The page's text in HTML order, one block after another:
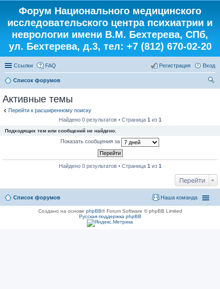
Форум Национального медицинского
исследовательского центра психиатрии и
неврологии имени В.М. Бехтерева, СПб,
ул. Бехтерева, д.3, тел: +7 (812) 670-02-20
Ссылки FAQ Вход
Регистрация
Список форумов
Активные темы
Перейти к расширенному поиску
Найдено 0 результатов • Страница 1 из 1
Подходящих тем или сообщений не найдено.
Показать сообщения за
Найдено 0 результатов • Страница 1 из 1
Перейти
Список форумов Наша команда
Создано на основе phpBB® Forum Software © phpBB Limited
Русская поддержка phpBB